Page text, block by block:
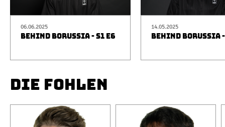
06.06.2025
BEHIND BORUSSIA - S1 E6
14.05.2025
BEHIND BORUSSIA
DIE FOHLEN